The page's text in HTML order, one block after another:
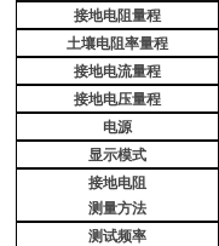
接地电阻量程
土壤电阻率量程
接地电流量程
接地电压量程
电源
显示模式
接地电阻
测量方法
测试频率